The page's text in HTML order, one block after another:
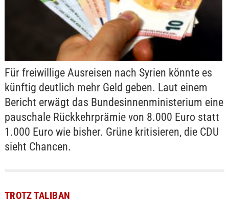
Für freiwillige Ausreisen nach Syrien könnte es
künftig deutlich mehr Geld geben. Laut einem
Bericht erwägt das Bundesinnenministerium eine
pauschale Rückkehrprämie von 8.000 Euro statt
1.000 Euro wie bisher. Grüne kritisieren, die CDU
sieht Chancen.
TROTZ TALIBAN